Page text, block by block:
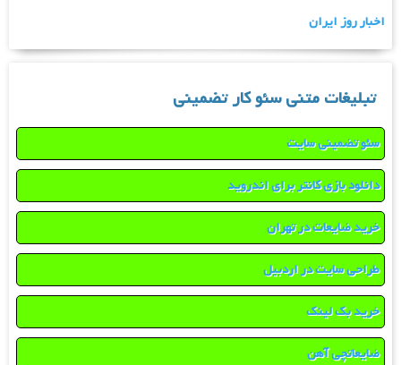
اخبار روز ایران
تبلیغات متنی سئو کار تضمینی
سئو تضمینی سایت
دانلود بازی کانتر برای اندروید
خرید ضایعات در تهران
طراحی سایت در اردبیل
خرید بک لینک
ضایعاتچی آهن